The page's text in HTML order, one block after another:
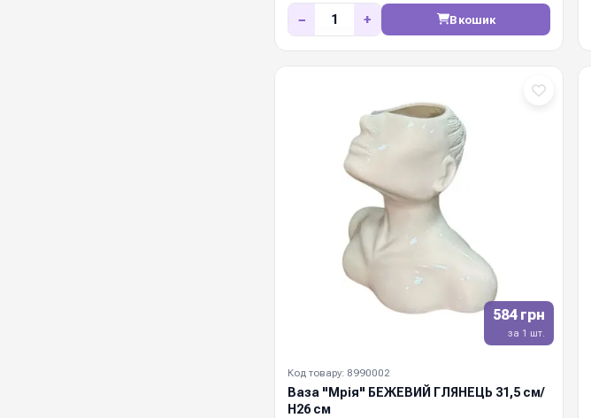
− + В кошик
584 грн
за 1 шт.
Код товару: 8990002
Ваза "Мрія" БЕЖЕВИЙ ГЛЯНЕЦЬ 31,5 см/
Н26 см